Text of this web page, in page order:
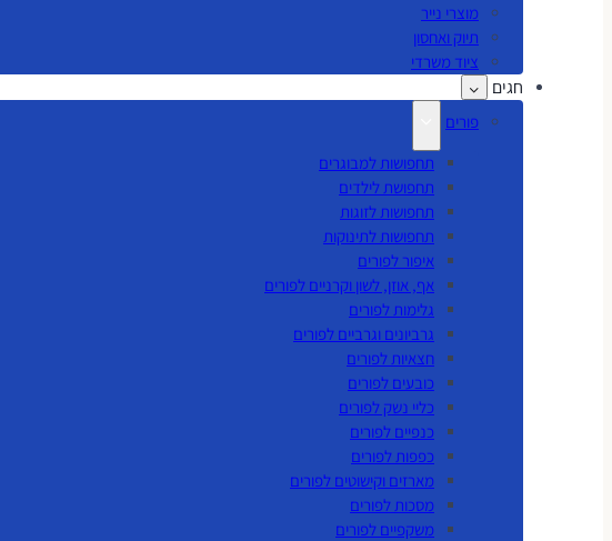
מוצרי נייר
תיוק ואחסון
ציוד משרדי
חגים
פורים
תחפושות למבוגרים
תחפושת לילדים
תחפושות לזוגות
תחפושות לתינוקות
איפור לפורים
אף, אוזן, לשון וקרניים לפורים
גלימות לפורים
גרביונים וגרביים לפורים
חצאיות לפורים
כובעים לפורים
כליי נשק לפורים
כנפיים לפורים
כפפות לפורים
מארזים וקישוטים לפורים
מסכות לפורים
משקפיים לפורים